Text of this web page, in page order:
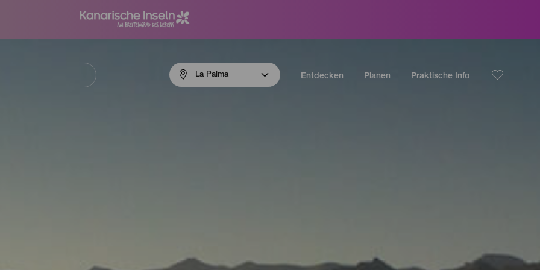
La Palma Entdecken Planen Praktische Info